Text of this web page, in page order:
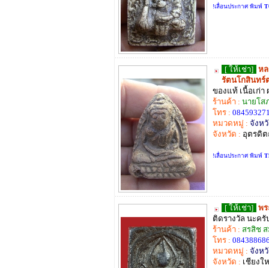
!เลื่อนประกาศ พิมพ์
[ ให้เช่า] ห
รัตนโกสินทร์
ของแท้ เนื้อเก่า
ร้านค้า : นายโ
โทร :
หมวดหมู่ : จังห
จังหวัด : อุตรดิ
!เลื่อนประกาศ พิมพ์
[ ให้เช่า] พ
ติดรางวัล นะครั
ร้านค้า : สรสิช
โทร :
หมวดหมู่ : จังห
จังหวัด : เชียงใ